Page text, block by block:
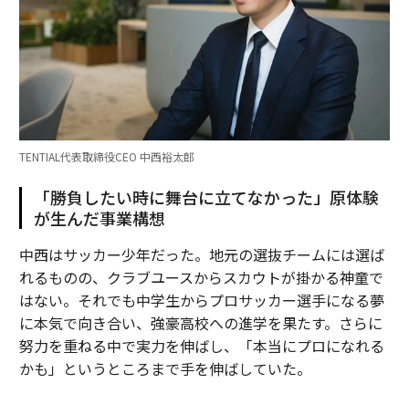
TENTIAL代表取締役CEO 中西裕太郎
「勝負したい時に舞台に立てなかった」原体験
が生んだ事業構想
中西はサッカー少年だった。地元の選抜チームには選ば
れるものの、クラブユースからスカウトが掛かる神童で
はない。それでも中学生からプロサッカー選手になる夢
に本気で向き合い、強豪高校への進学を果たす。さらに
努力を重ねる中で実力を伸ばし、「本当にプロになれる
かも」というところまで手を伸ばしていた。